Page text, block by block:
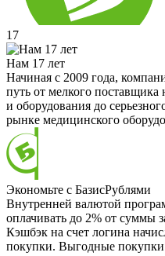
17
Нам 17 лет
Начиная с 2009 года,
путь от мелкого поставщика
и оборудования до
рынке медицинского
Экономьте с БазисРублями
Внутренней валютой
оплачивать до 2% от суммы
Кэшбэк на счет логина
покупки. Выгодные покупки